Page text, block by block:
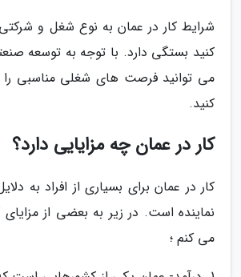
شرایط کار در عمان به نوع شغل و
کنید بستگی دارد. با توجه به توسعه
می توانید فرصت های شغلی مناسبی را
کنید.
کار در عمان چه مزایایی دارد؟
کار در عمان برای بسیاری از افراد به
نماینده است. در زیر به بعضی از مزایای
می کنم ؛